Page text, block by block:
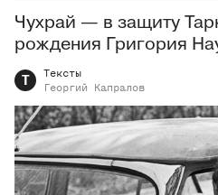
Чухрай — в защиту
рождения Григория
Т
Тексты
Георгий
Капралов